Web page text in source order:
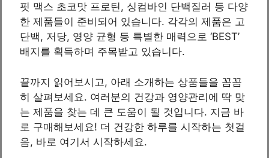
핏 맥스 초코맛 프로틴, 싱컴바인 단백질러 등 다양
한 제품들이 준비되어 있습니다. 각각의 제품은 고
단백, 저당, 영양 균형 등 특별한 매력으로 ‘BEST’
배지를 획득하며 주목받고 있습니다.
끝까지 읽어보시고, 아래 소개하는 상품들을 꼼꼼
히 살펴보세요. 여러분의 건강과 영양관리에 딱 맞
는 제품을 찾는 데 큰 도움이 될 것입니다. 지금 바
로 구매해보세요! 더 건강한 하루를 시작하는 첫걸
음, 바로 여기서 시작하세요.